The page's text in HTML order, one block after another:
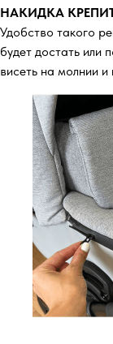
НАКИДКА
Удобство такого
будет достать или
висеть на молнии и